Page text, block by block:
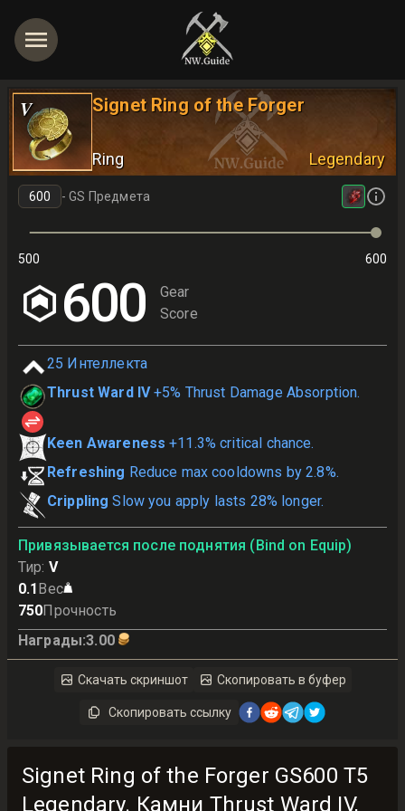
V Signet Ring of the Forger
Ring Legendary
-GS Предмета
500 600
600
Gear
Score
25 Интеллекта
Thrust Ward IV +5% Thrust Damage Absorption.
Keen Awareness +11.3% critical chance.
Refreshing Reduce max cooldowns by 2.8%.
Crippling Slow you apply lasts 28% longer.
Привязывается после поднятия (Bind on Equip)
Тир: V
0.1Вес
750Прочность
Награды:3.00
Скачать скриншот Скопировать в буфер
Скопировать ссылку
Signet Ring of the Forger GS600 T5
Legendary. Камни Thrust Ward IV,